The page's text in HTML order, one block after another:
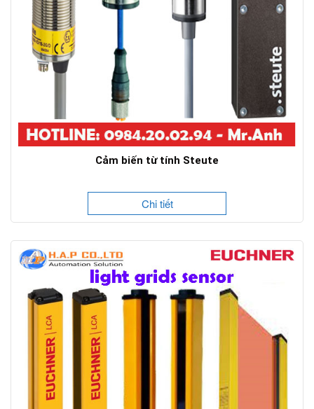
Cảm biến từ tính Steute
Chi tiết